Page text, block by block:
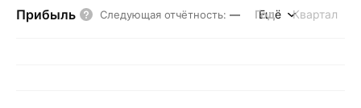
Прибыль Следующая отчётность: — Год Квартал
Ещё